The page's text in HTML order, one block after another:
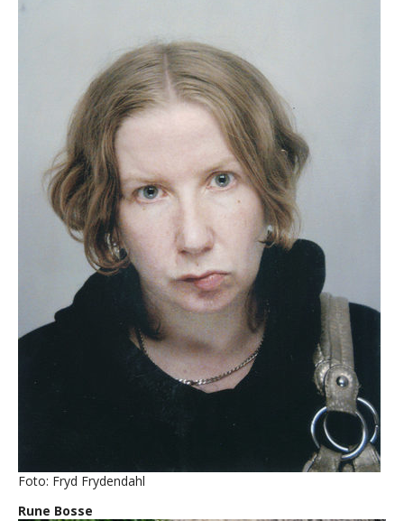
Foto: Fryd Frydendahl
Rune Bosse